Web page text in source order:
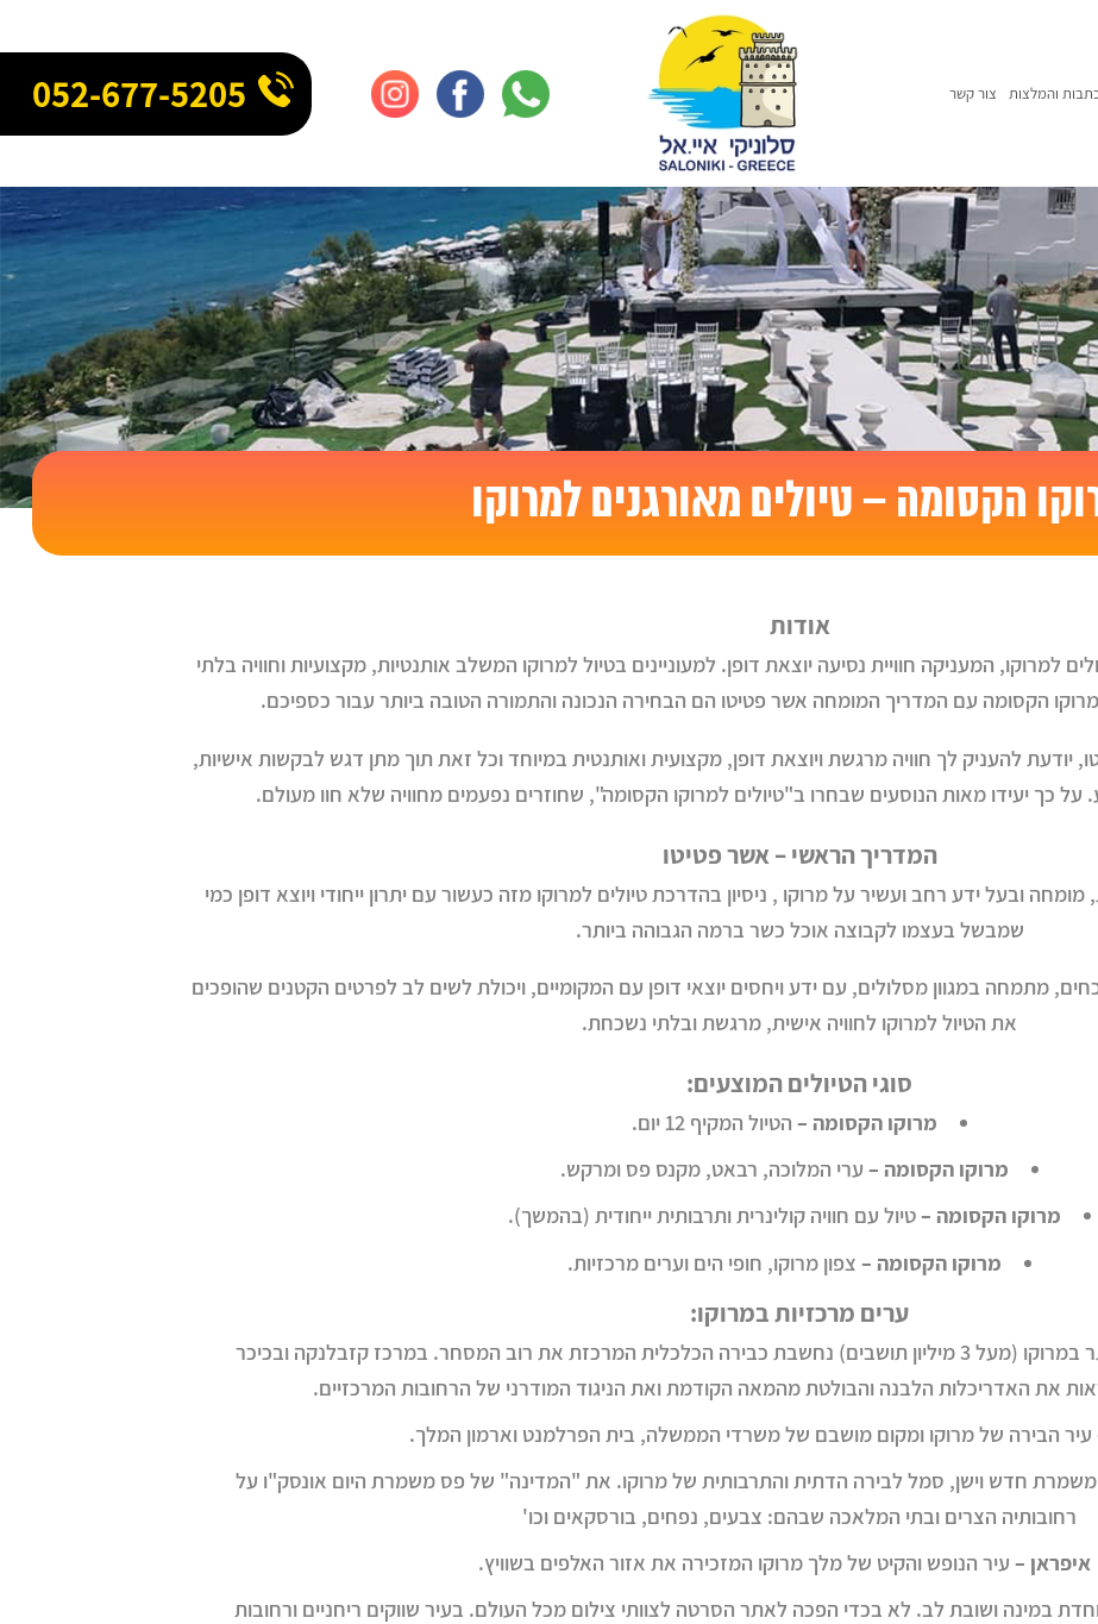
והמלצות צור קשר 052-677-5205
הקסומה – טיולים מאורגנים למרוקו
אודות
למרוקו, המעניקה חוויית נסיעה יוצאת דופן. למעוניינים בטיול למרוקו המשלב אותנטיות, מקצועיות וחוויה בלתי
הקסומה עם המדריך המומחה אשר פטיטו הם הבחירה הנכונה והתמורה הטובה ביותר עבור כספיכם.
יודעת להעניק לך חוויה מרגשת ויוצאת דופן, מקצועית ואותנטית במיוחד וכל זאת תוך מתן דגש לבקשות אישיות,
על כך יעידו מאות הנוסעים שבחרו ב"טיולים למרוקו הקסומה", שחוזרים נפעמים מחוויה שלא חוו מעולם.
המדריך הראשי – אשר פטיטו
ובעל ידע רחב ועשיר על מרוקו , ניסיון בהדרכת טיולים למרוקו מזה כעשור עם יתרון ייחודי ויוצא דופן כמי
שמבשל בעצמו לקבוצה אוכל כשר ברמה הגבוהה ביותר.
מתמחה במגוון מסלולים, עם ידע ויחסים יוצאי דופן עם המקומיים, ויכולת לשים לב לפרטים הקטנים שהופכים
את הטיול למרוקו לחוויה אישית, מרגשת ובלתי נשכחת.
סוגי הטיולים המוצעים:
מרוקו הקסומה – הטיול המקיף 12 יום.
מרוקו הקסומה – ערי המלוכה, רבאט, מקנס פס ומרקש.
מרוקו הקסומה –טיול עם חוויה קולינרית ותרבותית ייחודית (בהמשך).
מרוקו הקסומה – צפון מרוקו, חופי הים וערים מרכזיות.
ערים מרכזיות במרוקו:
קזבלנקה – העיר הגדולה ביותר במרוקו (מעל 3 מיליון תושבים) נחשבת כבירה הכלכלית המרכזת את רוב המסחר. במרכז קזבלנקה ובכיכר
את האדריכלות הלבנה והבולטת מהמאה הקודמת ואת הניגוד המודרני של הרחובות המרכזיים.
עיר הבירה של מרוקו ומקום מושבם של משרדי הממשלה, בית הפרלמנט וארמון המלך.
המשמרת חדש וישן, סמל לבירה הדתית והתרבותית של מרוקו. את "המדינה" של פס משמרת היום אונסק"ו על
רחובותיה הצרים ובתי המלאכה שבהם: צבעים, נפחים, בורסקאים וכו'
איפראן – עיר הנופש והקיט של מלך מרוקו המזכירה את אזור האלפים בשוויץ.
במינה ושובת לב. לא בכדי הפכה לאתר הסרטה לצוותי צילום מכל העולם. בעיר שווקים ריחניים ורחובות